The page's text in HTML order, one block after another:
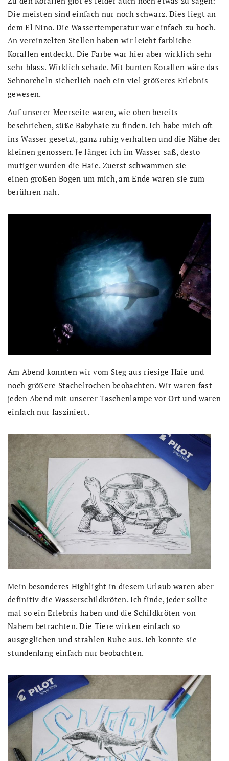
Die meisten sind einfach nur noch schwarz. Dies liegt an
dem El Nino. Die Wassertemperatur war einfach zu hoch.
An vereinzelten Stellen haben wir leicht farbliche
Korallen entdeckt. Die Farbe war hier aber wirklich sehr
sehr blass. Wirklich schade. Mit bunten Korallen wäre das
Schnorcheln sicherlich noch ein viel größeres Erlebnis
gewesen.
Auf unserer Meerseite waren, wie oben bereits
beschrieben, süße Babyhaie zu finden. Ich habe mich oft
ins Wasser gesetzt, ganz ruhig verhalten und die Nähe der
kleinen genossen. Je länger ich im Wasser saß, desto
mutiger wurden die Haie. Zuerst schwammen sie
einen großen Bogen um mich, am Ende waren sie zum
berühren nah.
Am Abend konnten wir vom Steg aus riesige Haie und
noch größere Stachelrochen beobachten. Wir waren fast
jeden Abend mit unserer Taschenlampe vor Ort und waren
einfach nur fasziniert.
Mein besonderes Highlight in diesem Urlaub waren aber
definitiv die Wasserschildkröten. Ich finde, jeder sollte
mal so ein Erlebnis haben und die Schildkröten von
Nahem betrachten. Die Tiere wirken einfach so
ausgeglichen und strahlen Ruhe aus. Ich konnte sie
stundenlang einfach nur beobachten.